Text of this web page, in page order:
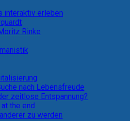
interaktiv erleben
Rinke
nach Lebensfreude
zeitlose Entspannung?
the end
zu werden